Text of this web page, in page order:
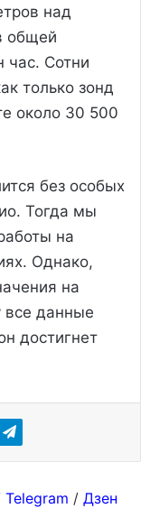
над
общей
час. Сотни
только зонд
около 30 500
без особых
Тогда мы
на
Однако,
на
все данные
достигнет
Telegram / Дзен